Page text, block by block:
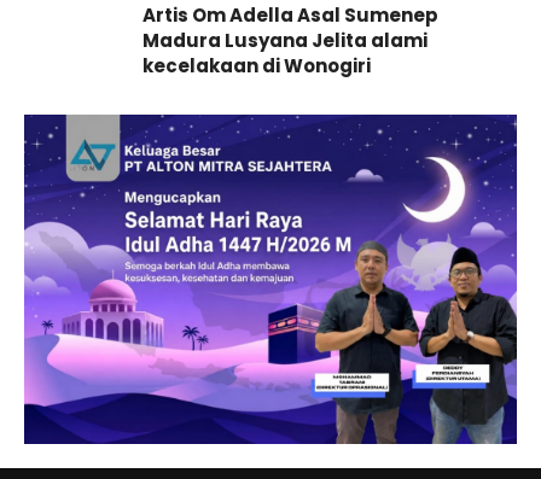
Artis Om Adella Asal Sumenep
Madura Lusyana Jelita alami
kecelakaan di Wonogiri